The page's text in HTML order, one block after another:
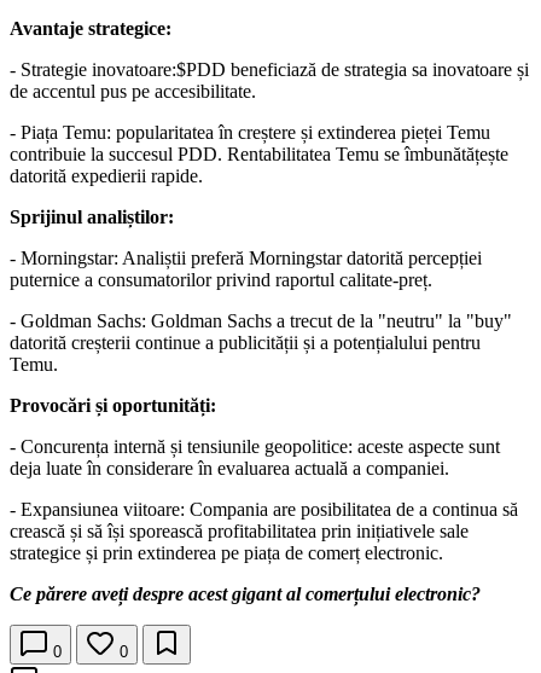
Avantaje strategice:
- Strategie inovatoare:$PDD beneficiază de strategia sa inovatoare și
de accentul pus pe accesibilitate.
- Piața Temu: popularitatea în creștere și extinderea pieței Temu
contribuie la succesul PDD. Rentabilitatea Temu se îmbunătățește
datorită expedierii rapide.
Sprijinul analiștilor:
- Morningstar: Analiștii preferă Morningstar datorită percepției
puternice a consumatorilor privind raportul calitate-preț.
- Goldman Sachs: Goldman Sachs a trecut de la "neutru" la "buy"
datorită creșterii continue a publicității și a potențialului pentru
Temu.
Provocări și oportunități:
- Concurența internă și tensiunile geopolitice: aceste aspecte sunt
deja luate în considerare în evaluarea actuală a companiei.
- Expansiunea viitoare: Compania are posibilitatea de a continua să
crească și să își sporească profitabilitatea prin inițiativele sale
strategice și prin extinderea pe piața de comerț electronic.
Ce părere aveți despre acest gigant al comerțului electronic?
0 0